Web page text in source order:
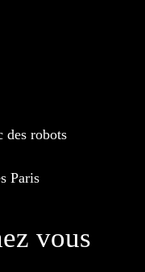
des robots
Paris
vous